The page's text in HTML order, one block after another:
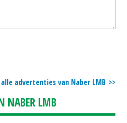
advertenties van Naber LMB
NABER LMB